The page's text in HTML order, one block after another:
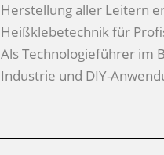
Herstellung aller Leitern
Heißklebetechnik für
Als Technologieführer im
Industrie und DIY-